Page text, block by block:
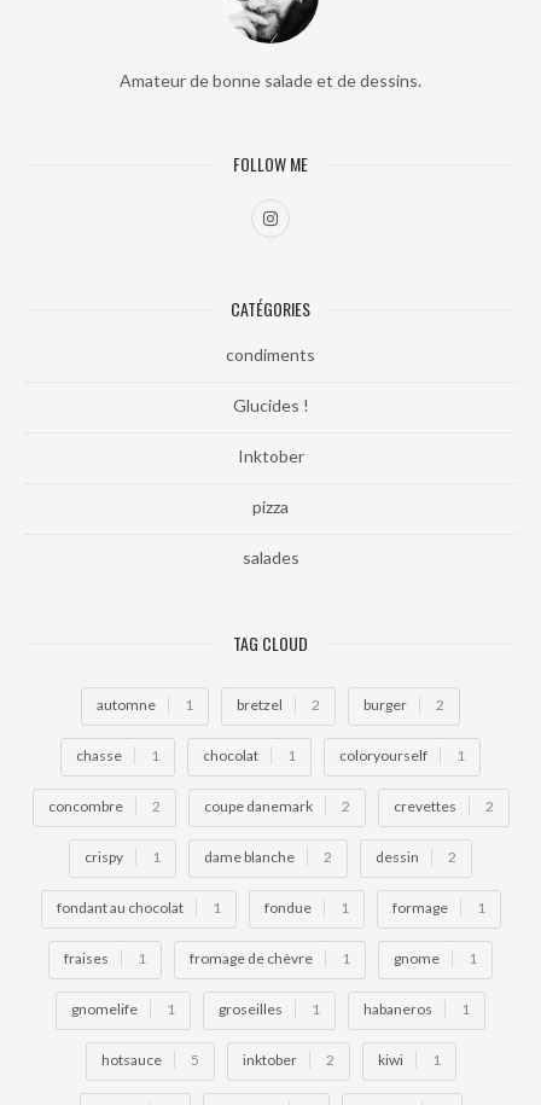
Amateur de bonne salade et de dessins.
FOLLOW ME
CATÉGORIES
condiments
Glucides !
Inktober
pizza
salades
TAG CLOUD
automne 1 bretzel 2 burger 2
chasse 1 chocolat 1 coloryourself 1
concombre 2 coupe danemark 2 crevettes 2
crispy 1 dame blanche 2 dessin 2
fondant au chocolat 1 fondue 1 formage 1
fraises 1 fromage de chèvre 1 gnome 1
gnomelife 1 groseilles 1 habaneros 1
hotsauce 5 inktober 2 kiwi 1